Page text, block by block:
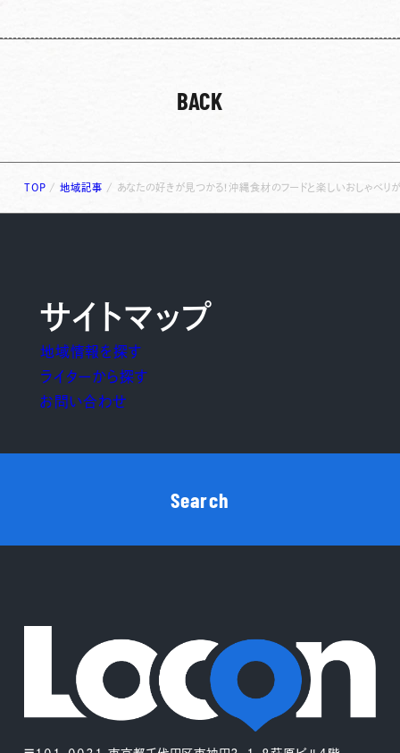
BACK
TOP /地域記事 / あなたの好きが見つかる！沖縄食材のフードと楽しいおしゃべり
サイトマップ
地域情報を探す
ライターから探す
お問い合わせ
Search